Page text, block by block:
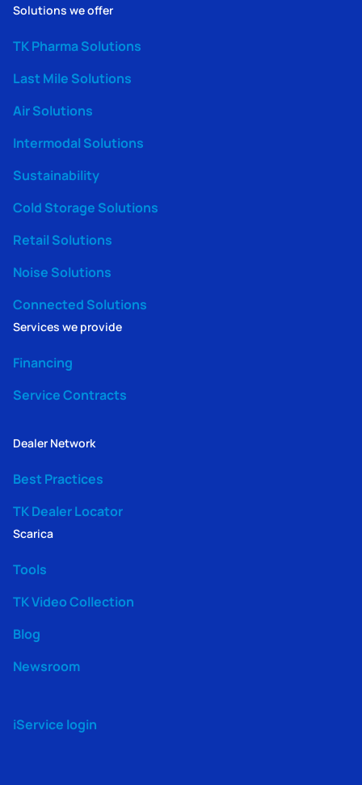
Solutions we offer
TK Pharma Solutions
Last Mile Solutions
Air Solutions
Intermodal Solutions
Sustainability
Cold Storage Solutions
Retail Solutions
Noise Solutions
Connected Solutions
Services we provide
Financing
Service Contracts
Dealer Network
Best Practices
TK Dealer Locator
Scarica
Tools
TK Video Collection
Blog
Newsroom
iService login